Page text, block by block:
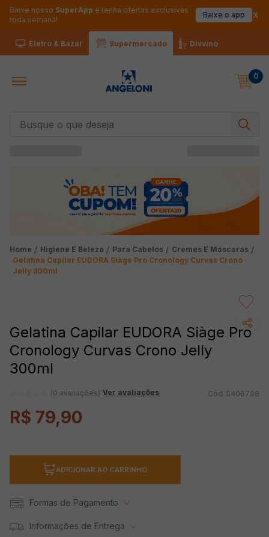
Baixe nosso SuperApp e tenha ofertas exclusivas
toda semana!
Baixe o app
Eletro & Bazar Supermercado Divvino
0
Higiene E Beleza Para Cabelos
Cremes E Máscaras
Gelatina Capilar EUDORA Siàge Pro Cronology Curvas Crono
Jelly 300ml
Gelatina Capilar EUDORA Siàge Pro
Cronology Curvas Crono Jelly
300ml
(0 avaliações) Ver avaliações 5406798
R$ 79,90
ADICIONAR AO CARRINHO
Formas de Pagamento
Informações de Entrega